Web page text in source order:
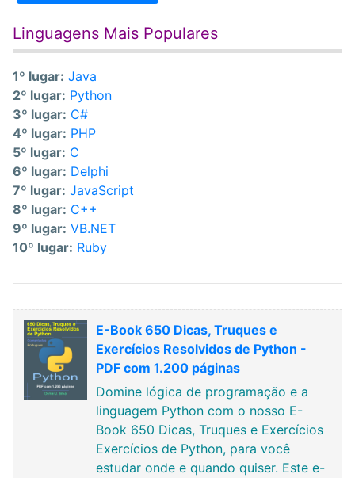
Linguagens Mais Populares
1º lugar: Java
2º lugar: Python
3º lugar: C#
4º lugar: PHP
5º lugar: C
6º lugar: Delphi
7º lugar: JavaScript
8º lugar: C++
9º lugar: VB.NET
10º lugar: Ruby
E-Book 650 Dicas, Truques e
Exercícios Resolvidos de Python -
PDF com 1.200 páginas
Domine lógica de programação e a
linguagem Python com o nosso E-
Book 650 Dicas, Truques e Exercícios
Exercícios de Python, para você
estudar onde e quando quiser. Este e-